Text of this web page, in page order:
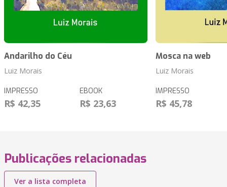
Andarilho do Céu
Luiz Morais
IMPRESSO
R$ 42,35
EBOOK
R$ 23,63
Mosca na web
Luiz Morais
IMPRESSO
R$ 45,78
Publicações relacionadas
Ver a lista completa